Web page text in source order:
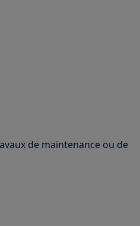
de maintenance ou de